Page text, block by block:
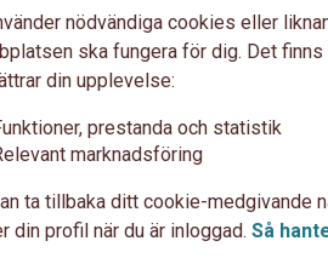
kontorstid (kl. 8.00-16.30).
nödvändiga cookies eller
ska fungera för dig. Det
din upplevelse:
prestanda och statistik
marknadsföring
ta tillbaka ditt cookie-medgivande
din profil när du är inloggad. Så